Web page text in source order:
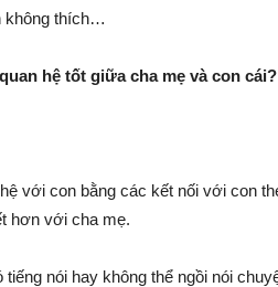
không thích…
hệ tốt giữa cha mẹ và con cái?
với con bằng các kết nối với con
hơn với cha mẹ.
nói hay không thể ngồi nói